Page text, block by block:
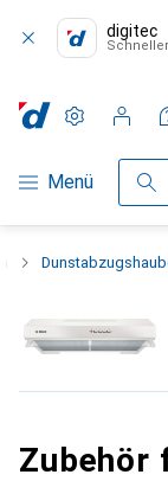
digitec
Navigation nach
Menü Suche
Einstellungen
Kundenkonto
Merklisten
Warenkorb
Zubehör